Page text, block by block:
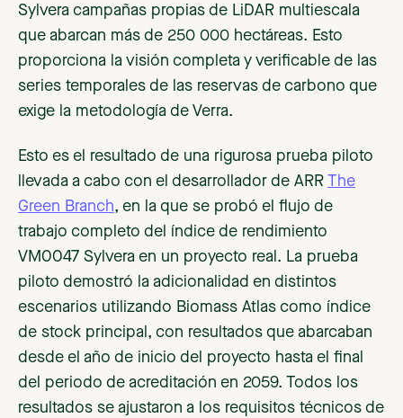
Sylvera campañas propias de LiDAR multiescala
que abarcan más de 250 000 hectáreas. Esto
proporciona la visión completa y verificable de las
series temporales de las reservas de carbono que
exige la metodología de Verra.
Esto es el resultado de una rigurosa prueba piloto
llevada a cabo con el desarrollador de ARR
The
Green Branch, en la que se probó el flujo de
trabajo completo del índice de rendimiento
VM0047 Sylvera en un proyecto real. La prueba
piloto demostró la adicionalidad en distintos
escenarios utilizando Biomass Atlas como índice
de stock principal, con resultados que abarcaban
desde el año de inicio del proyecto hasta el final
del periodo de acreditación en 2059. Todos los
resultados se ajustaron a los requisitos técnicos de